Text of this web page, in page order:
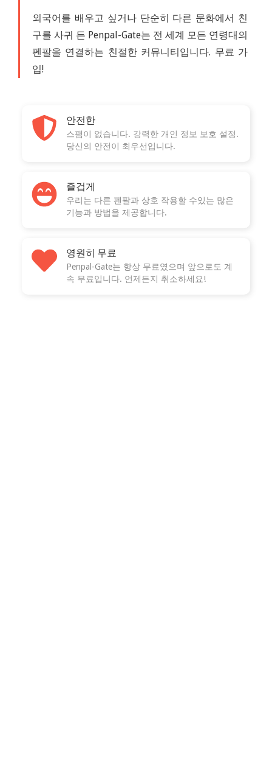
외국어를 배우고 싶거나 단순히 다른 문화에서 친
구를 사귀 든 Penpal-Gate는 전 세계 모든 연령대의
펜팔을 연결하는 친절한 커뮤니티입니다. 무료 가
입!
안전한
스팸이 없습니다. 강력한 개인 정보 보호 설정.
당신의 안전이 최우선입니다.
즐겁게
우리는 다른 펜팔과 상호 작용할 수있는 많은
기능과 방법을 제공합니다.
영원히 무료
Penpal-Gate는 항상 무료였으며 앞으로도 계
속 무료입니다. 언제든지 취소하세요!